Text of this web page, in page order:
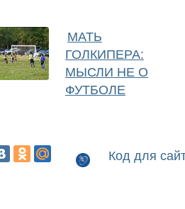
МАТЬ
ГОЛКИПЕРА:
МЫСЛИ НЕ О
ФУТБОЛЕ
Код для